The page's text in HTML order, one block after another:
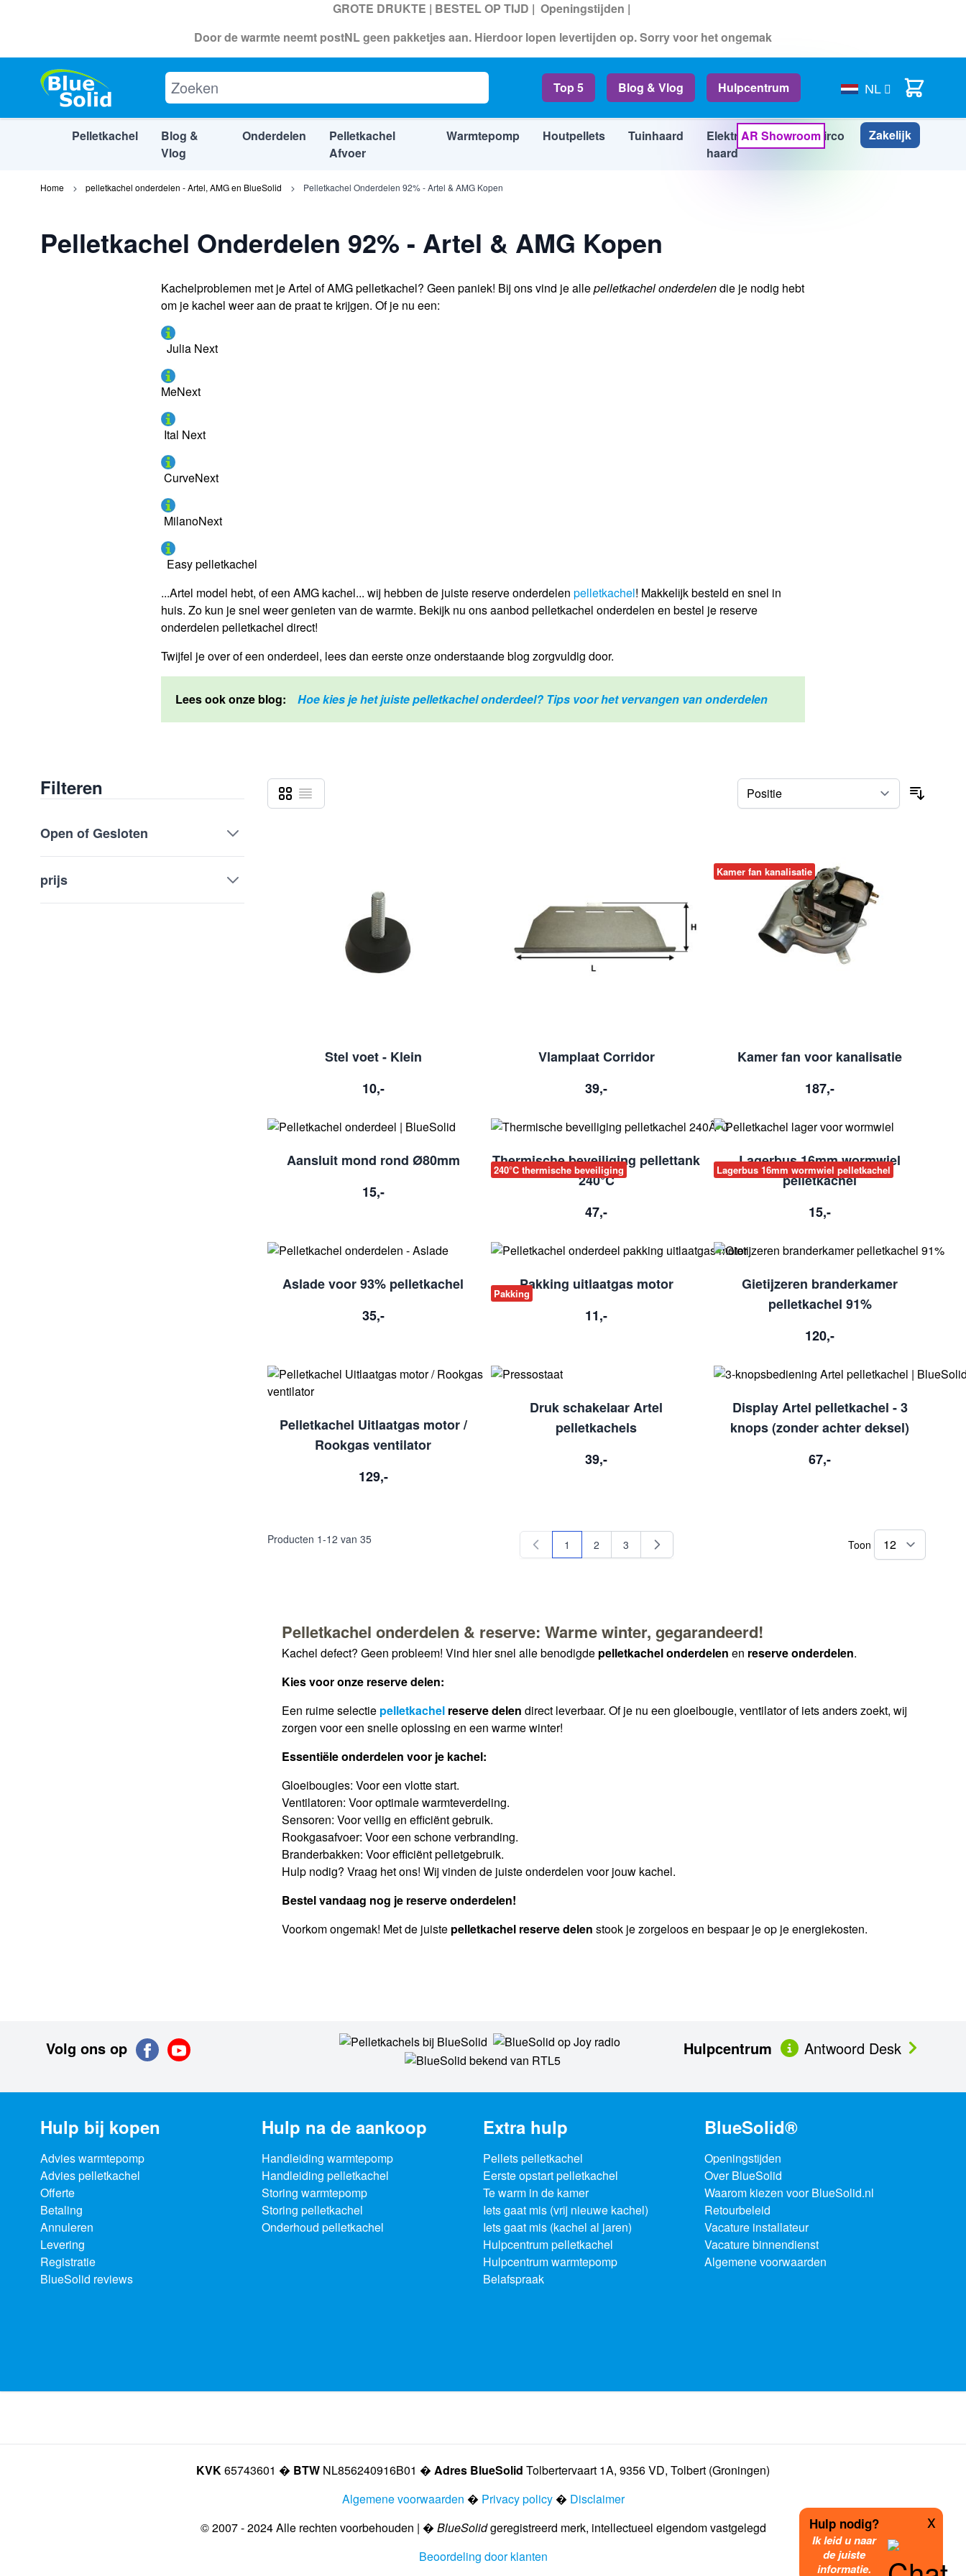
GROTE DRUKTE | BESTEL OP TIJD | Openingstijden |
Door de warmte neemt postNL geen pakketjes aan. Hierdoor lopen levertijden op. Sorry voor het ongemak
Top 5 Blog & Vlog Hulpcentrum NL Cart
Pelletkachel
Blog &
Vlog
Onderdelen
Pelletkachel
Afvoer
Warmtepomp Houtpellets Tuinhaard
Elektrische
haard
Airco Info
AR Showroom Zakelijk
Home pelletkachel onderdelen - Artel, AMG en BlueSolid Pelletkachel Onderdelen 92% - Artel & AMG Kopen
Pelletkachel Onderdelen 92% - Artel & AMG Kopen
Kachelproblemen met je Artel of AMG pelletkachel? Geen paniek! Bij ons vind je allepelletkachel onderdelendie je nodig hebt
om je kachel weer aan de praat te krijgen. Of je nu een:
Julia Next
MeNext
Ital Next
CurveNext
MilanoNext
Easy pelletkachel
...Artel model hebt, of een AMG kachel... wij hebben de juiste reserve onderdelen pelletkachel! Makkelijk besteld en snel in
huis. Zo kun je snel weer genieten van de warmte. Bekijk nu ons aanbod pelletkachel onderdelen en bestel je reserve
onderdelen pelletkachel direct!
Twijfel je over of een onderdeel, lees dan eerste onze onderstaande blog zorgvuldig door.
Lees ook onze blog: Hoe kies je het juiste pelletkachel onderdeel? Tips voor het vervangen van onderdelen
Filteren
Open of Gesloten
prijs
Tonen als
Foto-tabel
Lijst
Stel voet - Klein
10,-
Vlamplaat Corridor
39,-
Kamer fan kanalisatie
Kamer fan voor kanalisatie
187,-
Aansluit mond rond Ø80mm
15,-
240°C thermische beveiliging
Thermische beveiliging pellettank
240°C
47,-
Lagerbus 16mm wormwiel pelletkachel
Lagerbus 16mm wormwiel
pelletkachel
15,-
Aslade voor 93% pelletkachel
35,-
Pakking
Pakking uitlaatgas motor
11,-
Gietijzeren branderkamer
pelletkachel 91%
120,-
Pelletkachel Uitlaatgas motor /
Rookgas ventilator
129,-
Druk schakelaar Artel
pelletkachels
39,-
Display Artel pelletkachel - 3
knops (zonder achter deksel)
67,-
Producten 1-12 van 35
U lees momenteel pagina
1 Pagina
2 Pagina
3 Toon
Pelletkachel onderdelen & reserve: Warme winter, gegarandeerd!
Kachel defect? Geen probleem! Vind hier snel alle benodigde pelletkachel onderdelen en reserve onderdelen.
Kies voor onze reserve delen:
Een ruime selectie pelletkachel reserve delen direct leverbaar. Of je nu een gloeibougie, ventilator of iets anders zoekt, wij
zorgen voor een snelle oplossing en een warme winter!
Essentiële onderdelen voor je kachel:
Gloeibougies: Voor een vlotte start.
Ventilatoren: Voor optimale warmteverdeling.
Sensoren: Voor veilig en efficiënt gebruik.
Rookgasafvoer: Voor een schone verbranding.
Branderbakken: Voor efficiënt pelletgebruik.
Hulp nodig? Vraag het ons! Wij vinden de juiste onderdelen voor jouw kachel.
Bestel vandaag nog je reserve onderdelen!
Voorkom ongemak! Met de juiste pelletkachel reserve delen stook je zorgeloos en bespaar je op je energiekosten.
Volg ons op Hulpcentrum Antwoord Desk
Hulp bij kopen
Advies warmtepomp
Advies pelletkachel
Offerte
Betaling
Annuleren
Levering
Registratie
BlueSolid reviews
Hulp na de aankoop
Handleiding warmtepomp
Handleiding pelletkachel
Storing warmtepomp
Storing pelletkachel
Onderhoud pelletkachel
Extra hulp
Pellets pelletkachel
Eerste opstart pelletkachel
Te warm in de kamer
Iets gaat mis (vrij nieuwe kachel)
Iets gaat mis (kachel al jaren)
Hulpcentrum pelletkachel
Hulpcentrum warmtepomp
Belafspraak
BlueSolid®
Openingstijden
Over BlueSolid
Waarom kiezen voor BlueSolid.nl
Retourbeleid
Vacature installateur
Vacature binnendienst
Algemene voorwaarden
KVK65743601 � BTW NL856240916B01 � Adres BlueSolid Tolbertervaart 1A, 9356 VD, Tolbert (Groningen)
Algemene voorwaarden � Privacy policy� Disclaimer
© 2007 - 2024 Alle rechten voorbehouden | � BlueSolidgeregistreerd merk, intellectueel eigendom vastgelegd
Beoordeling door klanten
x
Hulp nodig?
Ik leid u naar
de juiste
informatie.